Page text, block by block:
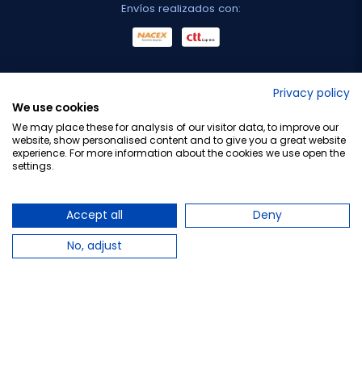
Envíos realizados con:
Privacy policy
We use cookies
We may place these for analysis of our visitor data, to improve our
website, show personalised content and to give you a great website
experience. For more information about the cookies we use open the
settings.
Accept all
Deny
No, adjust